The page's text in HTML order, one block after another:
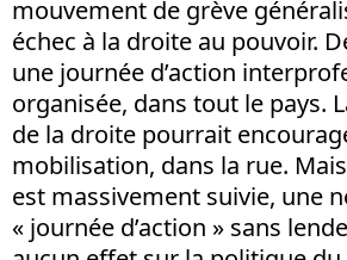
mouvement de grève
échec à la droite au pouvoir.
une journée d’action
organisée, dans tout le pays.
de la droite pourrait
mobilisation, dans la rue.
est massivement suivie, une
« journée d’action » sans